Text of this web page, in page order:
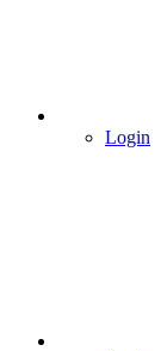
Login